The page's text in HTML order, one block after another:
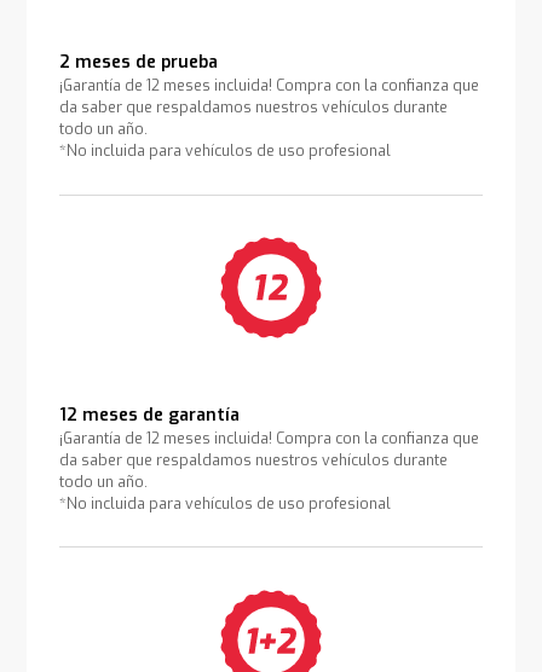
2 meses de prueba
¡Garantía de 12 meses incluida! Compra con la confianza que
da saber que respaldamos nuestros vehículos durante
todo un año.
*No incluida para vehículos de uso profesional
12 meses de garantía
¡Garantía de 12 meses incluida! Compra con la confianza que
da saber que respaldamos nuestros vehículos durante
todo un año.
*No incluida para vehículos de uso profesional